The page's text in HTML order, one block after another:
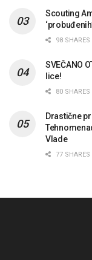
Scouting
98 SHARES
SVEČANO
lice!
80 SHARES
Drastične
Vlade
77 SHARES